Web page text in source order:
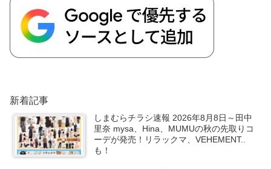
新着記事
しまむらチラシ速報 2026年8月8日～田中
里奈 mysa、Hina、MUMUの秋の先取りコ
ーデが発売！リラックマ、VEHEMENT..
も！